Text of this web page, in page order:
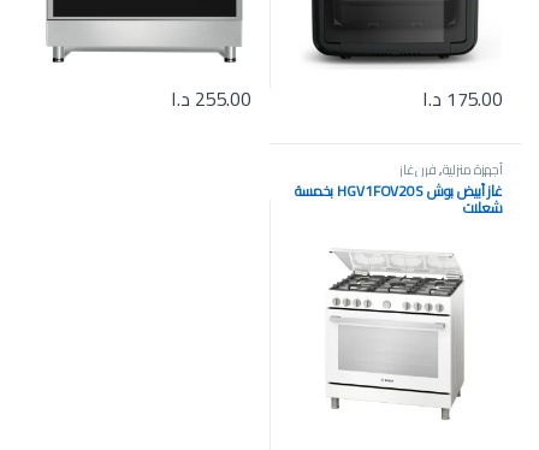
175.00 د.ا 255.00 د.ا
أجهزة منزلية,فرن غاز
غاز أبيض بوش HGV1FOV20S بخمسة
شعلات